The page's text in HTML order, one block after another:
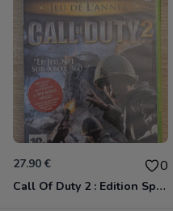
27.90 € 0
Call Of Duty 2 : Edition Spéciale Xbox 360 GOTY